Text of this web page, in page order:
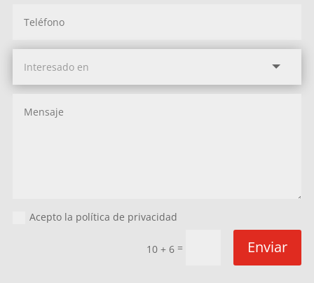
Acepto la política de privacidad
10 + 6 = Enviar